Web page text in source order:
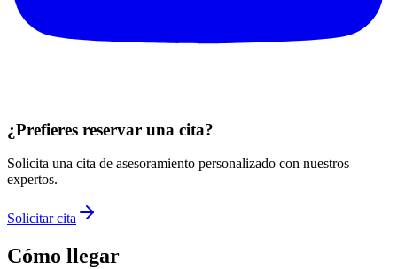
¿Prefieres reservar una cita?
Solicita una cita de asesoramiento personalizado con nuestros
expertos.
Solicitar cita
Cómo llegar